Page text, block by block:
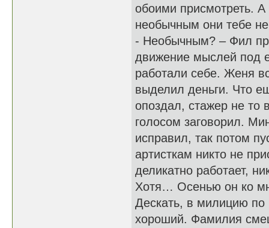
обоими присмотреть.
необычным они тебе
- Необычным? – Фил
движение мыслей под
работали себе. Женя
выделил деньги. Что
опоздал, стажер не то
голосом заговорил.
исправил, так потом
артисткам никто не
деликатно работает,
Хотя… Осенью он ко
Дескать, в милицию по
хороший. Фамилия